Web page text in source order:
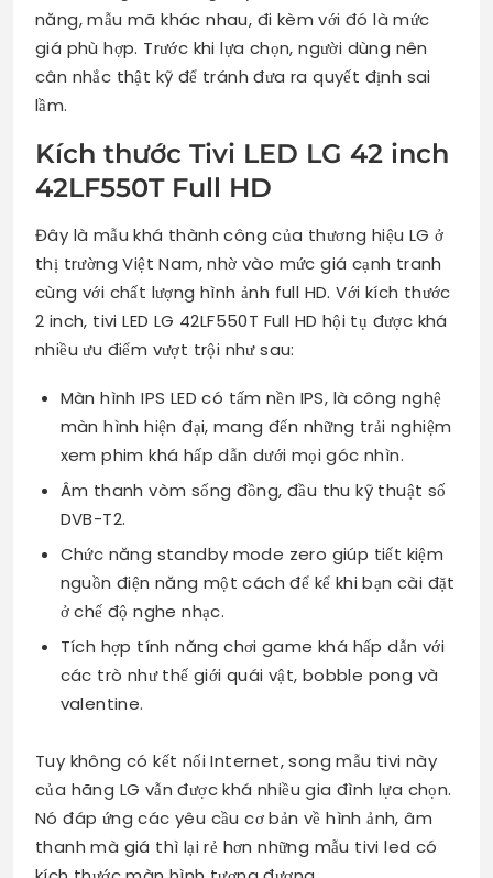
năng, mẫu mã khác nhau, đi kèm với đó là mức
giá phù hợp. Trước khi lựa chọn, người dùng nên
cân nhắc thật kỹ để tránh đưa ra quyết định sai
lầm.
Kích thước Tivi LED LG 42 inch
42LF550T Full HD
Đây là mẫu khá thành công của thương hiệu LG ở
thị trường Việt Nam, nhờ vào mức giá cạnh tranh
cùng với chất lượng hình ảnh full HD. Với kích thước
2 inch, tivi LED LG 42LF550T Full HD hội tụ được khá
nhiều ưu điểm vượt trội như sau:
Màn hình IPS LED có tấm nền IPS, là công nghệ
màn hình hiện đại, mang đến những trải nghiệm
xem phim khá hấp dẫn dưới mọi góc nhìn.
Âm thanh vòm sống đồng, đầu thu kỹ thuật số
DVB-T2.
Chức năng standby mode zero giúp tiết kiệm
nguồn điện năng một cách để kể khi bạn cài đặt
ở chế độ nghe nhạc.
Tích hợp tính năng chơi game khá hấp dẫn với
các trò như thế giới quái vật, bobble pong và
valentine.
Tuy không có kết nối Internet, song mẫu tivi này
của hãng LG vẫn được khá nhiều gia đình lựa chọn.
Nó đáp ứng các yêu cầu cơ bản về hình ảnh, âm
thanh mà giá thì lại rẻ hơn những mẫu tivi led có